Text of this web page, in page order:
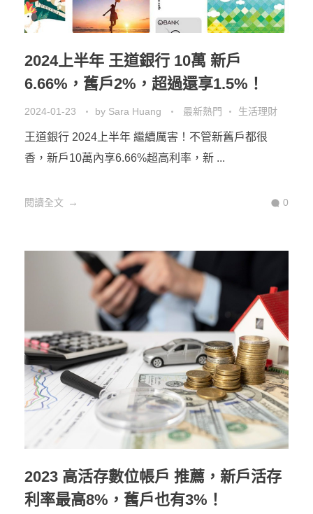
2024上半年 王道銀行 10萬 新戶
6.66%，舊戶2%，超過還享1.5%！
2024-01-23 by Sara Huang 最新熱門 生活理財
王道銀行 2024上半年 繼續厲害！不管新舊戶都很
香，新戶10萬內享6.66%超高利率，新 ...
閱讀全文 0
2023 高活存數位帳戶 推薦，新戶活存
利率最高8%，舊戶也有3%！